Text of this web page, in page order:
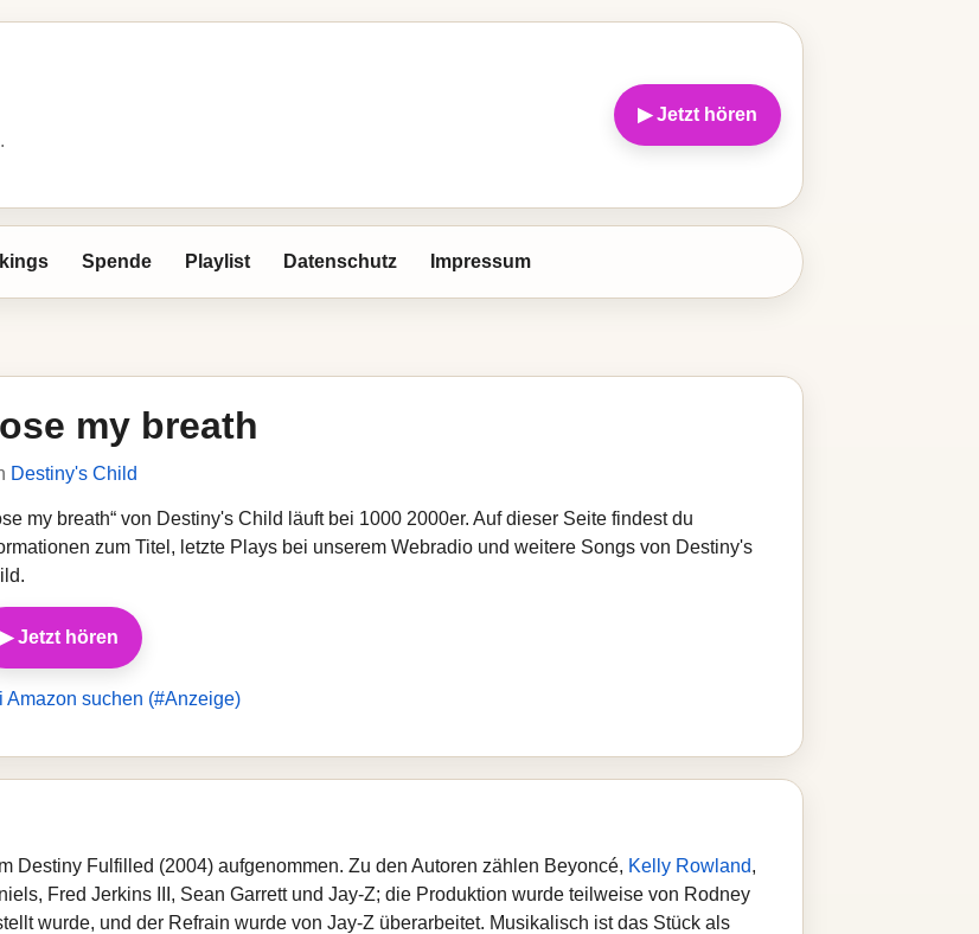
▶ Jetzt hören
Spende Playlist Datenschutz Impressum
my breath
Destiny's Child
my breath“ von Destiny's Child läuft bei 1000 2000er. Auf dieser Seite findest du
zum Titel, letzte Plays bei unserem Webradio und weitere Songs von Destiny's
▶ Jetzt hören
Amazon suchen (#Anzeige)
Destiny Fulfilled (2004) aufgenommen. Zu den Autoren zählen Beyoncé, Kelly Rowland,
Fred Jerkins III, Sean Garrett und Jay-Z; die Produktion wurde teilweise von Rodney
wurde, und der Refrain wurde von Jay-Z überarbeitet. Musikalisch ist das Stück als